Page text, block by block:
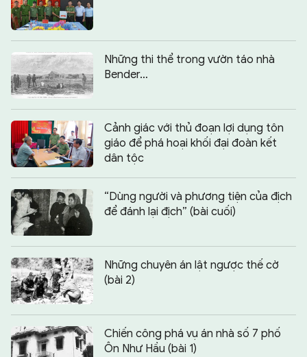
Những thi thể trong vườn táo nhà
Bender…
Cảnh giác với thủ đoạn lợi dụng tôn
giáo để phá hoại khối đại đoàn kết
dân tộc
“Dùng người và phương tiện của địch
để đánh lại địch” (bài cuối)
Những chuyên án lật ngược thế cờ
(bài 2)
Chiến công phá vụ án nhà số 7 phố
Ôn Như Hầu (bài 1)